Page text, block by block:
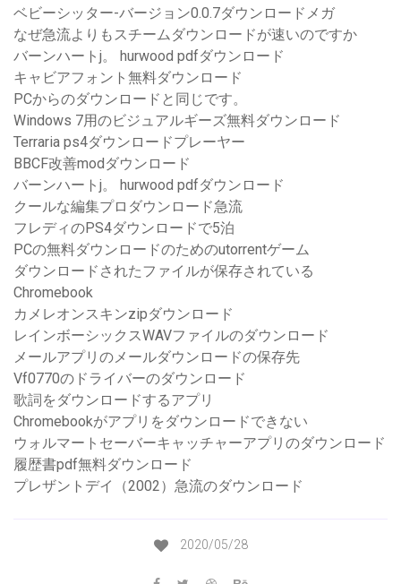
ベビーシッター-バージョン0.0.7ダウンロードメガ
なぜ急流よりもスチームダウンロードが速いのですか
バーンハートj。 hurwood pdfダウンロード
キャビアフォント無料ダウンロード
PCからのダウンロードと同じです。
Windows 7用のビジュアルギーズ無料ダウンロード
Terraria ps4ダウンロードプレーヤー
BBCF改善modダウンロード
バーンハートj。 hurwood pdfダウンロード
クールな編集プロダウンロード急流
フレディのPS4ダウンロードで5泊
PCの無料ダウンロードのためのutorrentゲーム
ダウンロードされたファイルが保存されている
Chromebook
カメレオンスキンzipダウンロード
レインボーシックスWAVファイルのダウンロード
メールアプリのメールダウンロードの保存先
Vf0770のドライバーのダウンロード
歌詞をダウンロードするアプリ
Chromebookがアプリをダウンロードできない
ウォルマートセーバーキャッチャーアプリのダウンロード
履歴書pdf無料ダウンロード
プレザントデイ（2002）急流のダウンロード
2020/05/28